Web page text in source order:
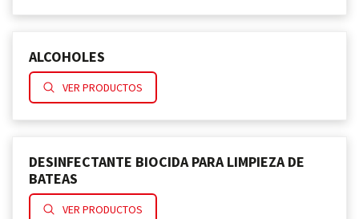
ALCOHOLES
VER PRODUCTOS
DESINFECTANTE BIOCIDA PARA LIMPIEZA DE
BATEAS
VER PRODUCTOS